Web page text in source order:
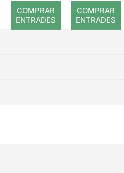
COMPRAR
ENTRADES
COMPRAR
ENTRADES